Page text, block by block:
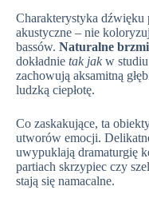
Charakterystyka dźwięku
akustyczne – nie
bassów. Naturalne
dokładnie tak jak w
zachowują aksamitną
ludzką ciepłotę.
Co zaskakujące, ta
utworów emocji.
uwypuklają dramaturgię
partiach skrzypiec czy
stają się namacalne.